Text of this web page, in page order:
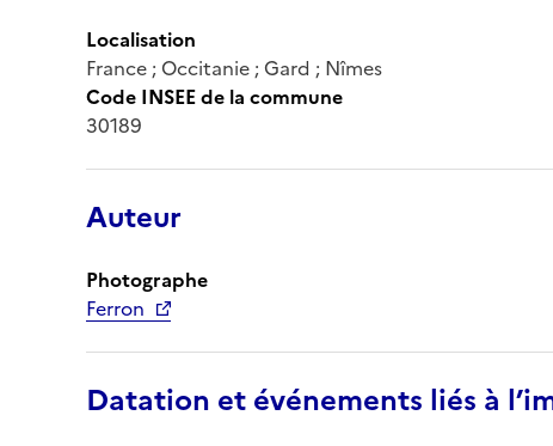
Localisation
France ; Occitanie ; Gard ; Nîmes
Code INSEE de la commune
30189
Auteur
Photographe
Ferron
Datation et événements liés à